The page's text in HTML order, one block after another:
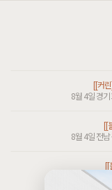
[[커
[[
8월 4일 전
[[
8월 4일
[[한
8월 4일
[[커스텀리뷰] 1:1
[[커스텀리뷰] 1:1
7월 24일 경
[[커스텀리뷰] 1:1
8월 4일 경
[[커스텀리뷰] 1:1
8월 3일 인